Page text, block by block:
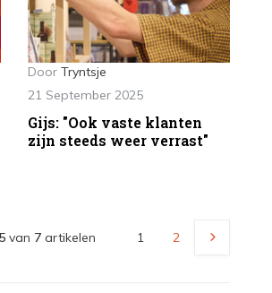
Door Tryntsje
21 September 2025
Gijs: "Ook vaste klanten
zijn steeds weer verrast"
5 van 7 artikelen 1 2